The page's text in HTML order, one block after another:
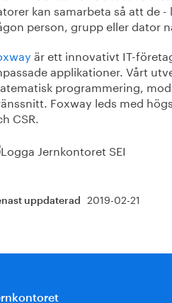
kan samarbeta så att de
person, grupp eller dator
är ett innovativt IT-
applikationer. Vårt
programmering,
Foxway leds med
CSR.
uppdaterad 2019-02-21